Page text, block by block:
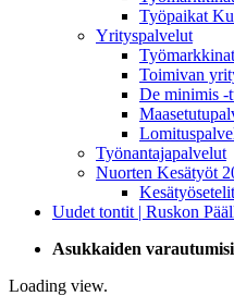
Työpaikat
Yrityspalvelut
Toimivan
De minimis -
Työnantajapalvelut
Nuorten Kesätyöt
Uudet tontit | Ruskon
Asukkaiden
Loading view.